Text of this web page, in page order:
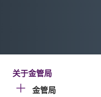
关于金管局
金管局